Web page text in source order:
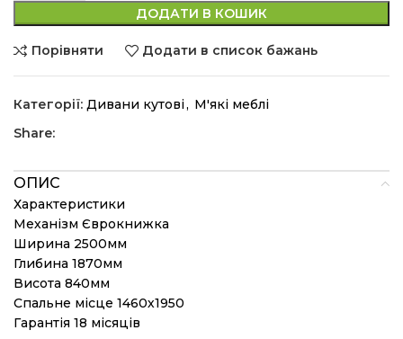
ДОДАТИ В КОШИК
Порівняти Додати в список бажань
Категорії: Дивани кутові, М'які меблі
Share:
ОПИС
Характеристики
Механізм Єврокнижка
Ширина 2500мм
Глибина 1870мм
Висота 840мм
Спальне місце 1460х1950
Гарантія 18 місяців